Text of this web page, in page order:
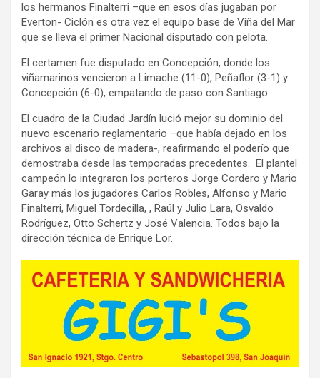
los hermanos Finalterri –que en esos días jugaban por
Everton- Ciclón es otra vez el equipo base de Viña del Mar
que se lleva el primer Nacional disputado con pelota.
El certamen fue disputado en Concepción, donde los
viñamarinos vencieron a Limache (11-0), Peñaflor (3-1) y
Concepción (6-0), empatando de paso con Santiago.
El cuadro de la Ciudad Jardín lució mejor su dominio del
nuevo escenario reglamentario –que había dejado en los
archivos al disco de madera-, reafirmando el poderío que
demostraba desde las temporadas precedentes. El plantel
campeón lo integraron los porteros Jorge Cordero y Mario
Garay más los jugadores Carlos Robles, Alfonso y Mario
Finalterri, Miguel Tordecilla, , Raúl y Julio Lara, Osvaldo
Rodríguez, Otto Schertz y José Valencia. Todos bajo la
dirección técnica de Enrique Lor.